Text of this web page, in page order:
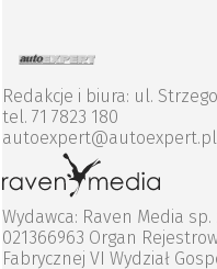
Redakcje i biura: ul.
tel. 71 7823 180
autoexpert@autoexpert.pl
Wydawca: Raven Media sp.
021366963 Organ
Fabrycznej VI Wydział